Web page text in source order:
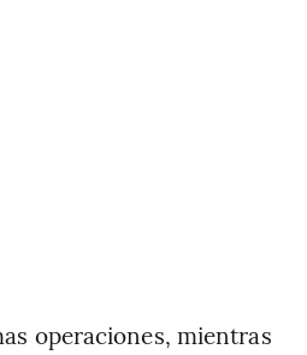
operaciones, mientras